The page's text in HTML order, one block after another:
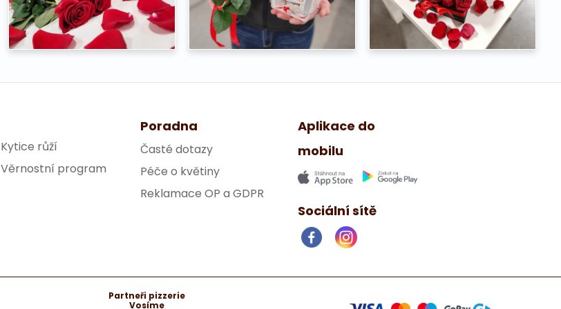
Kytice růží
Věrnostní program
Poradna
Časté dotazy
Péče o květiny
Reklamace OP a GDPR
Aplikace do
mobilu
Sociální sítě
Partneři pizzerie
Vosíme